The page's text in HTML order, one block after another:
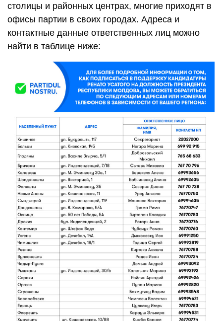
столицы и районных центрах, многие приходят в
офисы партии в своих городах. Адреса и
контактные данные ответственных лиц можно
найти в таблице ниже: